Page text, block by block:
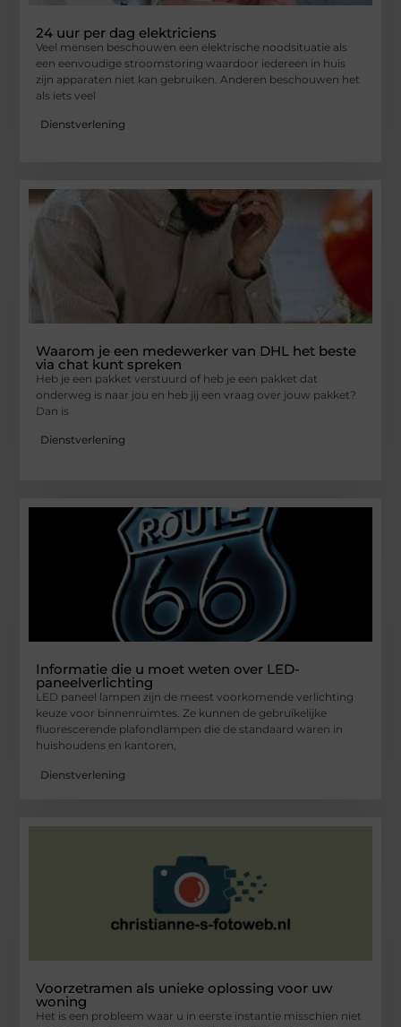
24 uur per dag elektriciens
Veel mensen beschouwen een elektrische noodsituatie als
een eenvoudige stroomstoring waardoor iedereen in huis
zijn apparaten niet kan gebruiken. Anderen beschouwen het
als iets veel
Dienstverlening
Waarom je een medewerker van DHL het beste
via chat kunt spreken
Heb je een pakket verstuurd of heb je een pakket dat
onderweg is naar jou en heb jij een vraag over jouw pakket?
Dan is
Dienstverlening
Informatie die u moet weten over LED-
paneelverlichting
LED paneel lampen zijn de meest voorkomende verlichting
keuze voor binnenruimtes. Ze kunnen de gebruikelijke
fluorescerende plafondlampen die de standaard waren in
huishoudens en kantoren,
Dienstverlening
Voorzetramen als unieke oplossing voor uw
woning
Het is een probleem waar u in eerste instantie misschien niet